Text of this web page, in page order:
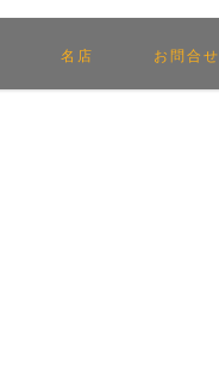
名店 お問合せ